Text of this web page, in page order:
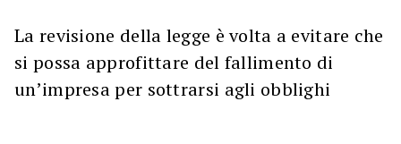
La revisione della legge è volta a evitare che
si possa approfittare del fallimento di
un’impresa per sottrarsi agli obblighi